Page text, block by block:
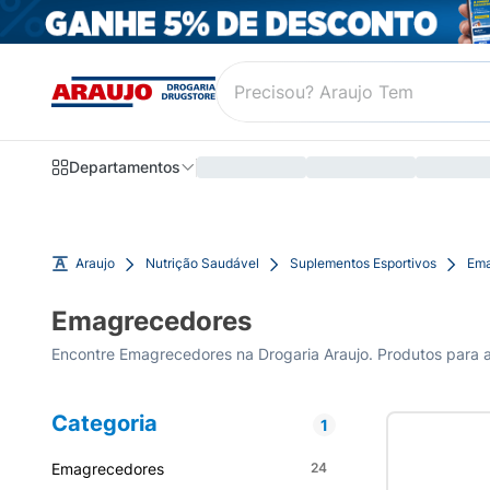
Departamentos
Araujo Nutrição Saudável Suplementos Esportivos
Emagrecedores
Encontre Emagrecedores na Drogaria Araujo. Produtos
Categoria 1
Emagrecedores 24